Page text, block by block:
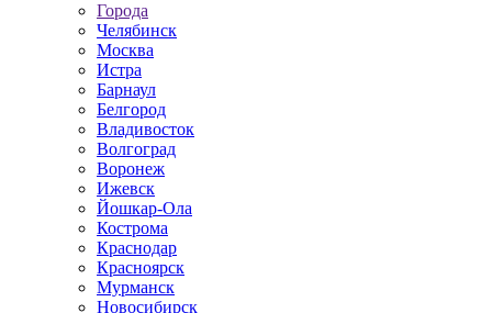
Города
Челябинск
Москва
Истра
Барнаул
Белгород
Владивосток
Волгоград
Воронеж
Ижевск
Йошкар-Ола
Кострома
Краснодар
Красноярск
Мурманск
Новосибирск